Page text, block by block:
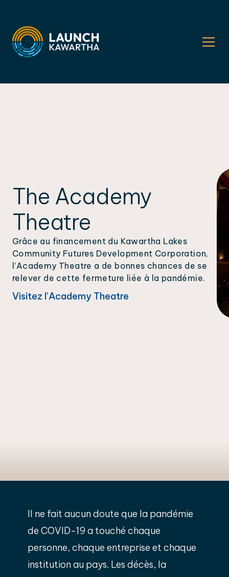
The Academy
Theatre
Grâce au financement du Kawartha Lakes
Community Futures Development Corporation,
l’Academy Theatre a de bonnes chances de se
relever de cette fermeture liée à la pandémie.
Visitez l’Academy Theatre
Il ne fait aucun doute que la pandémie
de COVID-19 a touché chaque
personne, chaque entreprise et chaque
institution au pays. Les décès, la